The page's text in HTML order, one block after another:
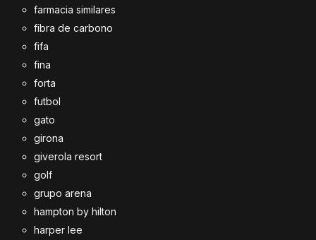
farmacia similares
fibra de carbono
fifa
fina
forta
futbol
gato
girona
giverola resort
golf
grupo arena
hampton by hilton
harper lee